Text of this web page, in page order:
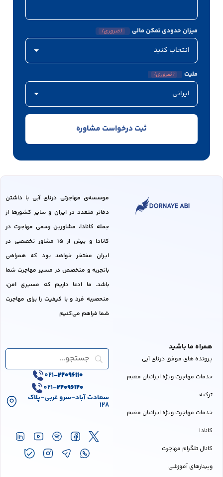
میزان حدودی تمکن مالی (ضروری)
ملیت (ضروری)
موسسه‌ی مهاجرتی درنای آبی با داشتن
دفاتر متعدد در ایران و سایر کشور‌ها از
جمله کانادا، مشاورین رسمی مهاجرت در
کانادا و بیش از 15 مشاور تخصصی در
ایران مفتخر خواهد بود که همراهی
باتجربه و متخصص در مسیر مهاجرت شما
باشد. ما ادعا داریم که مسیری امن،
منحصربه فرد و با کیفیت را برای مهاجرت
شما فراهم می‌کنیم
همراه ما باشید
پرونده های موفق درنای آبی
خدمات مهاجرت ویژه ایرانیان مقیم
ترکیه
خدمات مهاجرت ویژه ایرانیان مقیم
کانادا
کانال تلگرام مهاجرت
وبینارهای آموزشی
021-22096110
021-22096120
سعادت آباد-سرو غربی-پلاک
128